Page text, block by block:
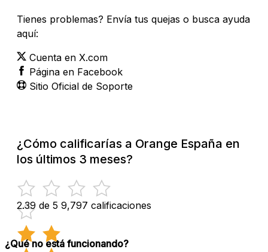
Tienes problemas? Envía tus quejas o busca ayuda
aquí:
Cuenta en X.com
Página en Facebook
Sitio Oficial de Soporte
¿Cómo calificarías a Orange España en
los últimos 3 meses?
2.39 de 5 9,797 calificaciones
¿Qué no está funcionando?